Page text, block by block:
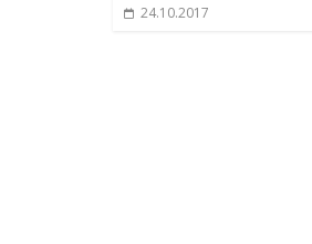
24.10.2017